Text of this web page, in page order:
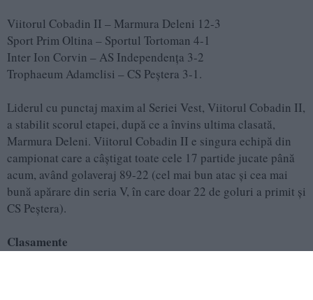
Viitorul Cobadin II – Marmura Deleni 12-3
Sport Prim Oltina – Sportul Tortoman 4-1
Inter Ion Corvin – AS Independența 3-2
Trophaeum Adamclisi – CS Peștera 3-1.
Liderul cu punctaj maxim al Seriei Vest, Viitorul Cobadin II,
a stabilit scorul etapei, după ce a învins ultima clasată,
Marmura Deleni. Viitorul Cobadin II e singura echipă din
campionat care a câștigat toate cele 17 partide jucate până
acum, având golaveraj 89-22 (cel mai bun atac și cea mai
bună apărare din seria V, în care doar 22 de goluri a primit și
CS Peștera).
Clasamente